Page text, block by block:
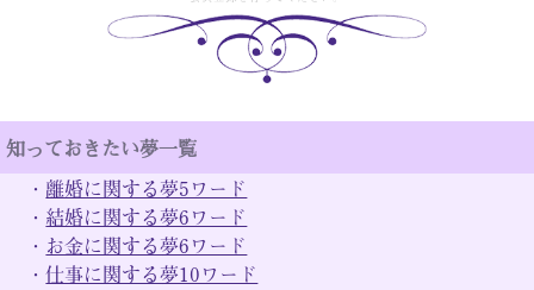
知っておきたい夢一覧
・ 離婚に関する夢5ワード
・ 結婚に関する夢6ワード
・ お金に関する夢6ワード
・仕事に関する夢10ワード